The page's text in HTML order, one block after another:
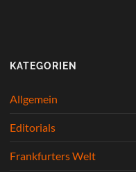
KATEGORIEN
Allgemein
Editorials
Frankfurters Welt